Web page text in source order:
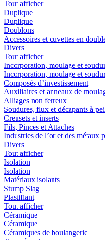
Tout afficher
Duplique
Duplique
Doublons
Accessoires et cuvettes en
Divers
Tout afficher
Incorporation, moulage et
Incorporation, moulage et
Composés d’investissement
Auxiliaires et anneaux de
Alliages non ferreux
Soudures, flux et décapants à
Creusets et inserts
Fils, Pinces et Attaches
Industries de l’or et des métaux
Divers
Tout afficher
Isolation
Isolation
Matériaux isolants
Stump Slag
Plastifiant
Tout afficher
Céramique
Céramique
Céramiques de boulangerie